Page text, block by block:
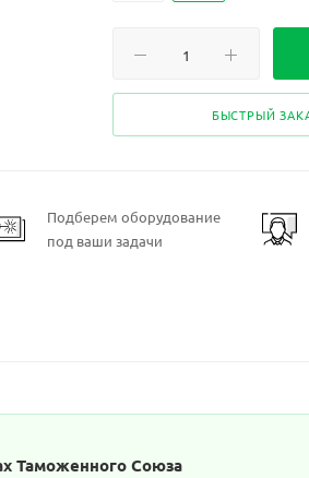
БЫСТРЫЙ
Подберем оборудование
под ваши задачи
Таможенного Союза